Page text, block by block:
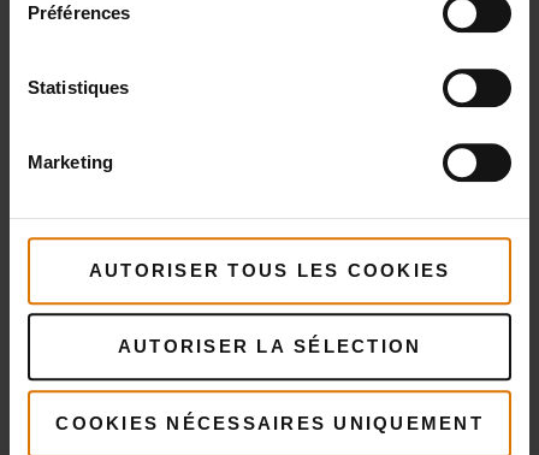
Préférences
Statistiques
Marketing
AUTORISER TOUS LES COOKIES
AUTORISER LA SÉLECTION
COOKIES NÉCESSAIRES UNIQUEMENT
Plusrecettes
Vous pourriez aussi aimer